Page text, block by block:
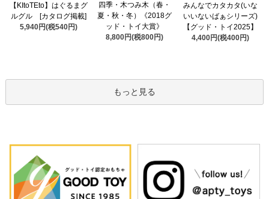
【KItoTEto】はぐるまグ
ルグル [カタログ掲載]
5,940円(税540円)
四季・木つみ木（春・
夏・秋・冬）《2018グ
ッド・トイ大賞》
8,800円(税800円)
みんなでカタカタ(いな
いいないばぁシリーズ)
【グッド・トイ2025】
4,400円(税400円)
もっと見る